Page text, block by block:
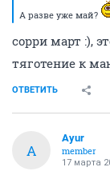
А разве уже май?
сорри март :),
тяготение к
ОТВЕТИТЬ
A
Ayur
member
17 марта